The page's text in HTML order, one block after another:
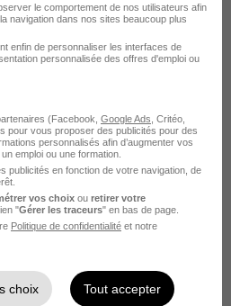
depuis le 09/07/26
-
Orpi H/F
partiel
depuis le 09/07/26
Orpi H/F
le comportement de nos utilisateurs afin
navigation dans nos sites beaucoup plus
enfin de personnaliser les interfaces de
personnalisée des offres d'emploi ou
(Facebook, Google Ads , Critéo,
pour vous proposer des publicités pour des
personnalisés afin d’augmenter vos
emploi ou une formation.
publicités en fonction de votre navigation, de
vos choix ou retirer votre
"Gérer les traceurs" en bas de page.
Politique de confidentialité et notre
choix Tout accepter